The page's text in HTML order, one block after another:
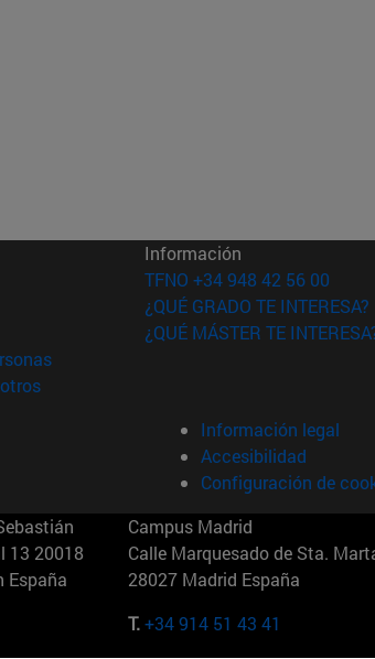
en nueva ventana)
nueva ventana)
(abre en nueva ventana)
(abre en nueva ventana)
(abre en nueva ventana)
Información
TFNO +34 948 42 56 00
¿QUÉ GRADO TE INTERESA?
¿QUÉ MÁSTER TE
Información legal
Accesibilidad
Configuración de
13 20018
España
Campus Madrid
Calle Marquesado de Sta.
28027 Madrid España
T.+34 914 51 43 41